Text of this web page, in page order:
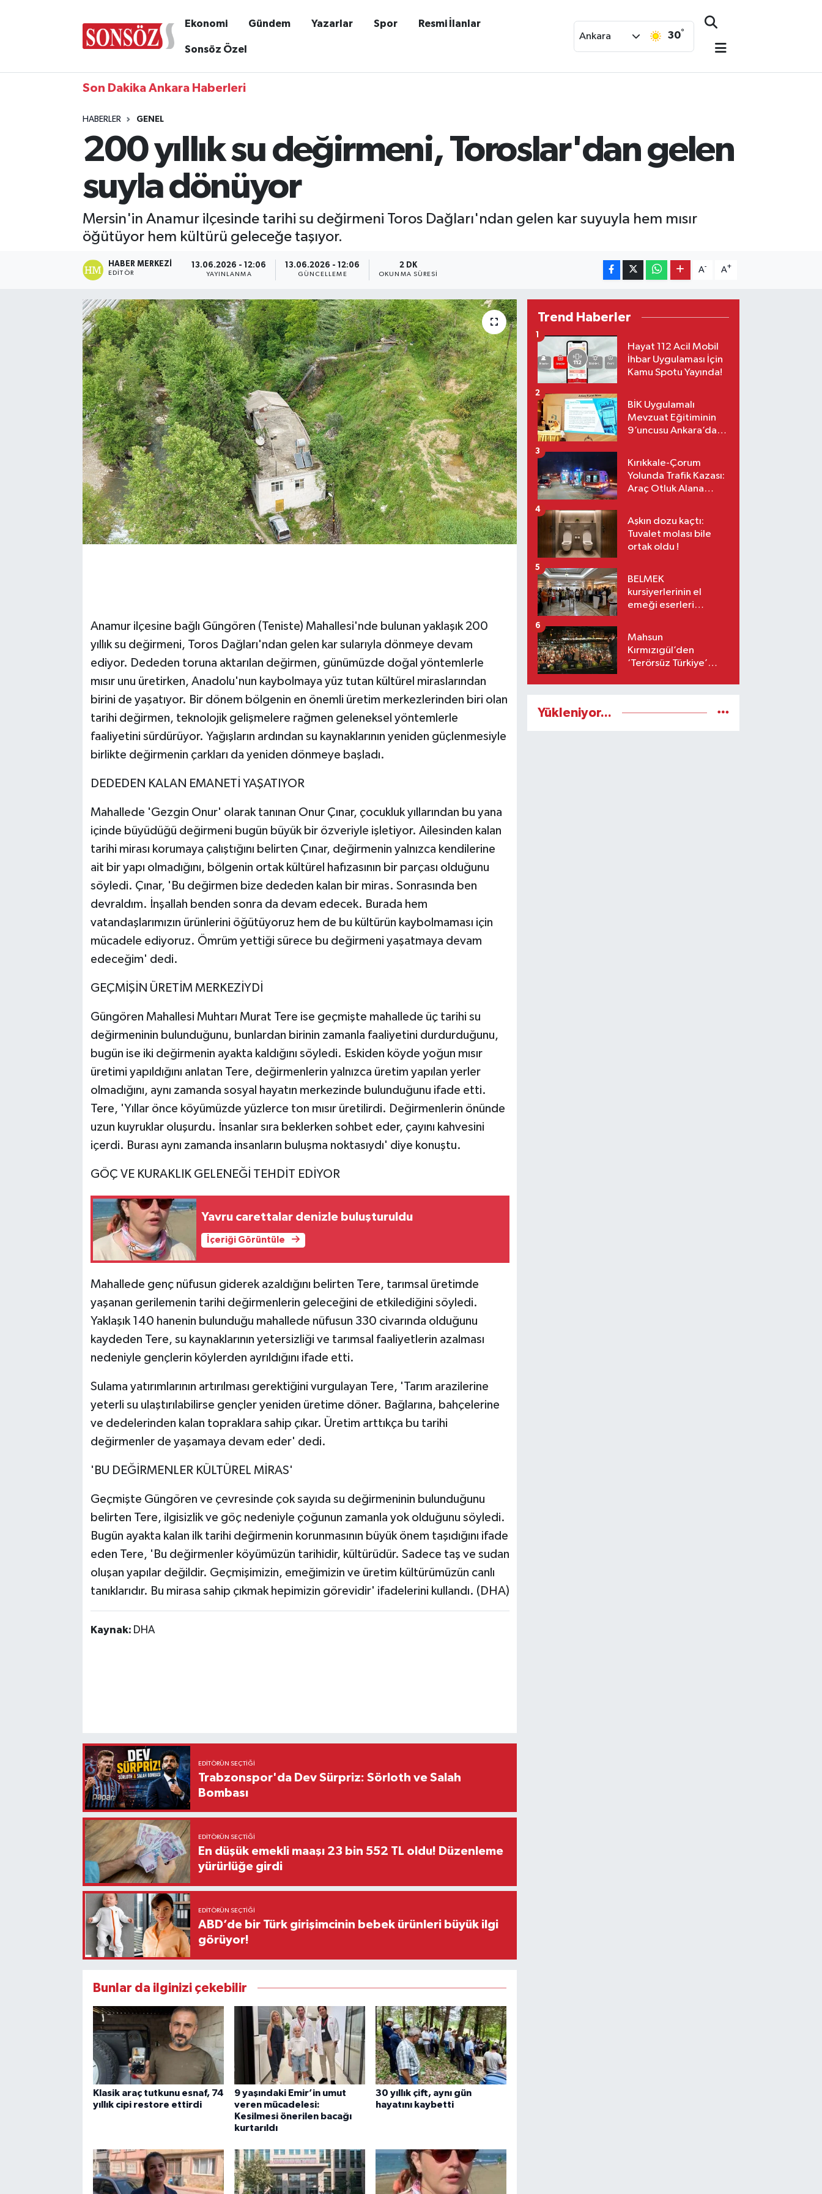
Ekonomi Gündem Yazarlar Spor Resmi İlanlar
Sonsöz Özel
Ankara 30°
Son Dakika Ankara Haberleri
HABERLER GENEL
200 yıllık su değirmeni, Toroslar'dan gelen
suyla dönüyor
Mersin'in Anamur ilçesinde tarihi su değirmeni Toros Dağları'ndan gelen kar suyuyla hem mısır
öğütüyor hem kültürü geleceğe taşıyor.
HABER MERKEZI
EDITÖR
13.06.2026 - 12:06
YAYINLANMA
13.06.2026 - 12:06
GÜNCELLEME
2 DK
OKUNMA SÜRESI
A- A+
Anamur ilçesine bağlı Güngören (Teniste) Mahallesi'nde bulunan yaklaşık 200
yıllık su değirmeni, Toros Dağları'ndan gelen kar sularıyla dönmeye devam
ediyor. Dededen toruna aktarılan değirmen, günümüzde doğal yöntemlerle
mısır unu üretirken, Anadolu'nun kaybolmaya yüz tutan kültürel miraslarından
birini de yaşatıyor. Bir dönem bölgenin en önemli üretim merkezlerinden biri olan
tarihi değirmen, teknolojik gelişmelere rağmen geleneksel yöntemlerle
faaliyetini sürdürüyor. Yağışların ardından su kaynaklarının yeniden güçlenmesiyle
birlikte değirmenin çarkları da yeniden dönmeye başladı.
DEDEDEN KALAN EMANETİ YAŞATIYOR
Mahallede 'Gezgin Onur' olarak tanınan Onur Çınar, çocukluk yıllarından bu yana
içinde büyüdüğü değirmeni bugün büyük bir özveriyle işletiyor. Ailesinden kalan
tarihi mirası korumaya çalıştığını belirten Çınar, değirmenin yalnızca kendilerine
ait bir yapı olmadığını, bölgenin ortak kültürel hafızasının bir parçası olduğunu
söyledi. Çınar, 'Bu değirmen bize dededen kalan bir miras. Sonrasında ben
devraldım. İnşallah benden sonra da devam edecek. Burada hem
vatandaşlarımızın ürünlerini öğütüyoruz hem de bu kültürün kaybolmaması için
mücadele ediyoruz. Ömrüm yettiği sürece bu değirmeni yaşatmaya devam
edeceğim' dedi.
GEÇMİŞİN ÜRETİM MERKEZİYDİ
Güngören Mahallesi Muhtarı Murat Tere ise geçmişte mahallede üç tarihi su
değirmeninin bulunduğunu, bunlardan birinin zamanla faaliyetini durdurduğunu,
bugün ise iki değirmenin ayakta kaldığını söyledi. Eskiden köyde yoğun mısır
üretimi yapıldığını anlatan Tere, değirmenlerin yalnızca üretim yapılan yerler
olmadığını, aynı zamanda sosyal hayatın merkezinde bulunduğunu ifade etti.
Tere, 'Yıllar önce köyümüzde yüzlerce ton mısır üretilirdi. Değirmenlerin önünde
uzun kuyruklar oluşurdu. İnsanlar sıra beklerken sohbet eder, çayını kahvesini
içerdi. Burası aynı zamanda insanların buluşma noktasıydı' diye konuştu.
GÖÇ VE KURAKLIK GELENEĞİ TEHDİT EDİYOR
Yavru carettalar denizle buluşturuldu
İçeriği Görüntüle
Mahallede genç nüfusun giderek azaldığını belirten Tere, tarımsal üretimde
yaşanan gerilemenin tarihi değirmenlerin geleceğini de etkilediğini söyledi.
Yaklaşık 140 hanenin bulunduğu mahallede nüfusun 330 civarında olduğunu
kaydeden Tere, su kaynaklarının yetersizliği ve tarımsal faaliyetlerin azalması
nedeniyle gençlerin köylerden ayrıldığını ifade etti.
Sulama yatırımlarının artırılması gerektiğini vurgulayan Tere, 'Tarım arazilerine
yeterli su ulaştırılabilirse gençler yeniden üretime döner. Bağlarına, bahçelerine
ve dedelerinden kalan topraklara sahip çıkar. Üretim arttıkça bu tarihi
değirmenler de yaşamaya devam eder' dedi.
'BU DEĞİRMENLER KÜLTÜREL MİRAS'
Geçmişte Güngören ve çevresinde çok sayıda su değirmeninin bulunduğunu
belirten Tere, ilgisizlik ve göç nedeniyle çoğunun zamanla yok olduğunu söyledi.
Bugün ayakta kalan ilk tarihi değirmenin korunmasının büyük önem taşıdığını ifade
eden Tere, 'Bu değirmenler köyümüzün tarihidir, kültürüdür. Sadece taş ve sudan
oluşan yapılar değildir. Geçmişimizin, emeğimizin ve üretim kültürümüzün canlı
tanıklarıdır. Bu mirasa sahip çıkmak hepimizin görevidir' ifadelerini kullandı. (DHA)
Kaynak: DHA
EDITÖRÜN SEÇTIĞI
Trabzonspor'da Dev Sürpriz: Sörloth ve Salah
Bombası
EDITÖRÜN SEÇTIĞI
En düşük emekli maaşı 23 bin 552 TL oldu! Düzenleme
yürürlüğe girdi
EDITÖRÜN SEÇTIĞI
ABD’de bir Türk girişimcinin bebek ürünleri büyük ilgi
görüyor!
Bunlar da ilginizi çekebilir
Klasik araç tutkunu esnaf, 74
yıllık cipi restore ettirdi
9 yaşındaki Emir’in umut
veren mücadelesi:
Kesilmesi önerilen bacağı
kurtarıldı
30 yıllık çift, aynı gün
hayatını kaybetti
Trend Haberler
Hayat 112 Acil Mobil
İhbar Uygulaması İçin
Kamu Spotu Yayında!
1
BİK Uygulamalı
Mevzuat Eğitiminin
9’uncusu Ankara’da
2
Kırıkkale-Çorum
Yolunda Trafik Kazası:
Araç Otluk Alana
3
Aşkın dozu kaçtı:
Tuvalet molası bile
ortak oldu !
4
BELMEK
kursiyerlerinin el
emeği eserleri
5
Mahsun
Kırmızıgül’den
‘Terörsüz Türkiye’
6
Yükleniyor...